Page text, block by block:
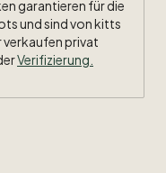
garantieren für die
und sind von kitts
verkaufen privat
Verifizierung.